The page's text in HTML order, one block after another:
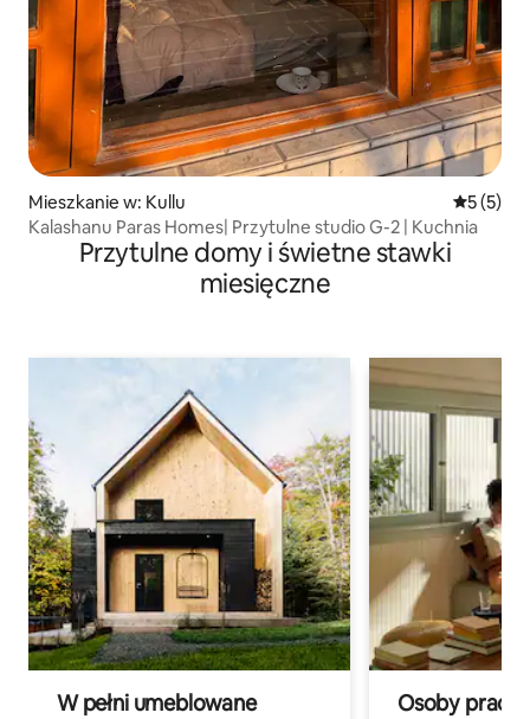
Mieszkanie w: Kullu Średnia
5 (5)
Kalashanu Paras Homes| Przytulne studio G-2 | Kuchnia
Przytulne domy i świetne stawki
miesięczne
W pełni umeblowane
Osoby